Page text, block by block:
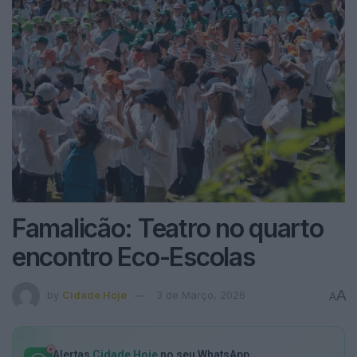
Famalicão: Teatro no quarto
encontro Eco-Escolas
by Cidade Hoje 3 de Março, 2026 AA